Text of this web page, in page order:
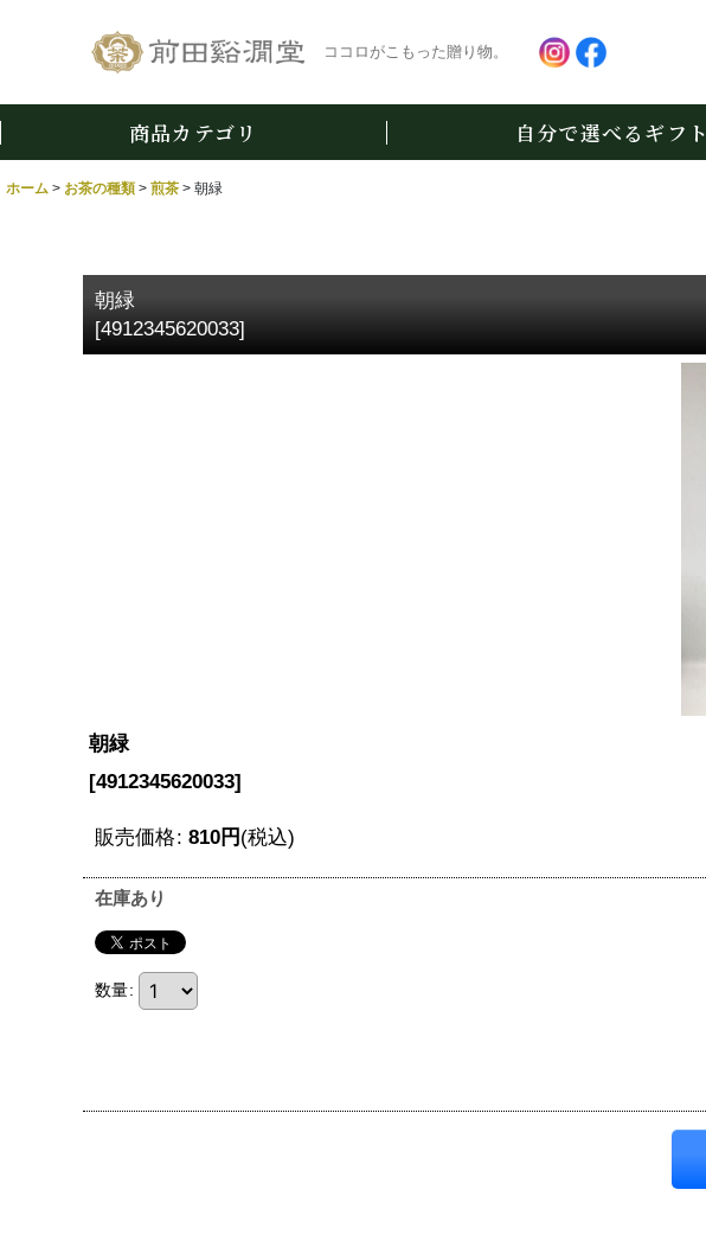
ココロがこもった贈り物。
商品カテゴリ 自分で選べるギフト
ホーム > お茶の種類 > 煎茶 > 朝緑
朝緑
[4912345620033]
朝緑
[4912345620033]
販売価格: 810円 (税込)
在庫あり
数量: